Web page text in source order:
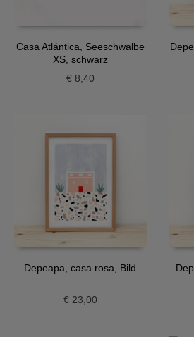
Casa Atlántica, Seeschwalbe
XS, schwarz
€8,40
Depeapa, casa rosa, Bild
€23,00